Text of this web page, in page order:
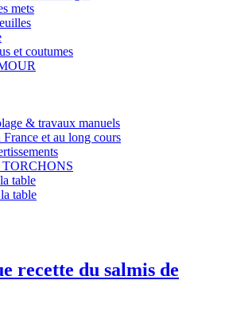
mets
et coutumes
& travaux manuels
France et au long cours
table
table
recette du salmis de